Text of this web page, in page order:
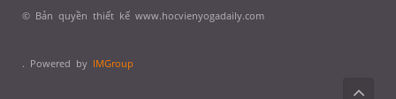
© Bản quyền thiết kế www.hocvienyogadaily.com
. Powered by IMGroup